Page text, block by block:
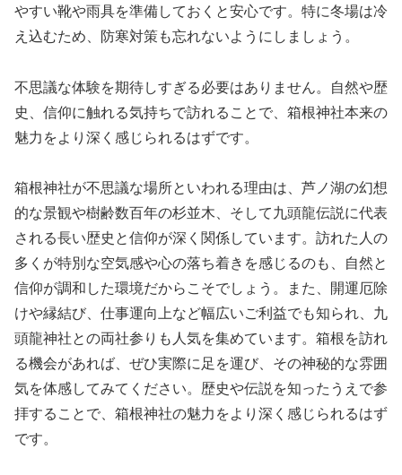
やすい靴や雨具を準備しておくと安心です。特に冬場は冷
え込むため、防寒対策も忘れないようにしましょう。
不思議な体験を期待しすぎる必要はありません。自然や歴
史、信仰に触れる気持ちで訪れることで、箱根神社本来の
魅力をより深く感じられるはずです。
箱根神社が不思議な場所といわれる理由は、芦ノ湖の幻想
的な景観や樹齢数百年の杉並木、そして九頭龍伝説に代表
される長い歴史と信仰が深く関係しています。訪れた人の
多くが特別な空気感や心の落ち着きを感じるのも、自然と
信仰が調和した環境だからこそでしょう。また、開運厄除
けや縁結び、仕事運向上など幅広いご利益でも知られ、九
頭龍神社との両社参りも人気を集めています。箱根を訪れ
る機会があれば、ぜひ実際に足を運び、その神秘的な雰囲
気を体感してみてください。歴史や伝説を知ったうえで参
拝することで、箱根神社の魅力をより深く感じられるはず
です。